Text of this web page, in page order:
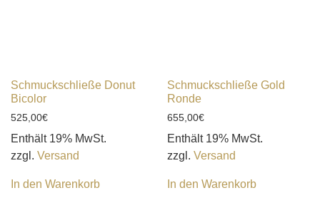
Schmuckschließe Donut
Bicolor
525,00€
Enthält 19% MwSt.
zzgl. Versand
In den Warenkorb
Schmuckschließe Gold
Ronde
655,00€
Enthält 19% MwSt.
zzgl. Versand
In den Warenkorb